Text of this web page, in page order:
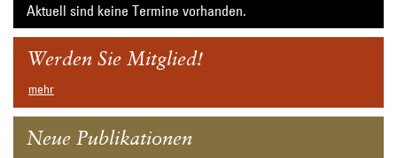
Aktuell sind keine Termine vorhanden.
Werden Sie Mitglied!
mehr
Neue Publikationen